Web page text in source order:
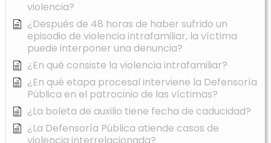
violencia?
¿Después de 48 horas de haber sufrido un
episodio de violencia intrafamiliar, la víctima
puede interponer una denuncia?
¿En qué consiste la violencia intrafamiliar?
¿En qué etapa procesal interviene la Defensoría
Pública en el patrocinio de las víctimas?
¿La boleta de auxilio tiene fecha de caducidad?
¿La Defensoría Pública atiende casos de